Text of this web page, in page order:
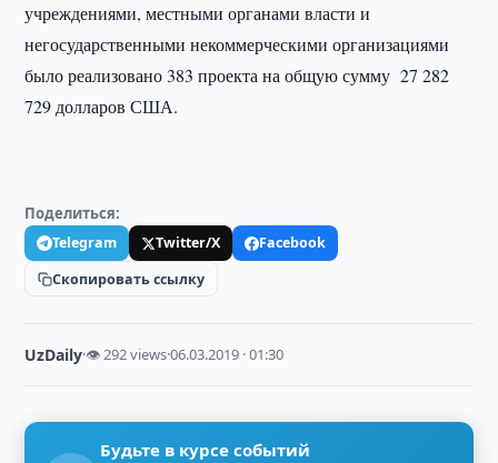
учреждениями, местными органами власти и
негосударственными некоммерческими организациями
было реализовано 383 проекта на общую сумму 27 282
729 долларов США.
Поделиться:
Telegram Twitter/X
Facebook
Скопировать ссылку
UzDaily·👁 292 views·06.03.2019 · 01:30
Будьте в курсе событий